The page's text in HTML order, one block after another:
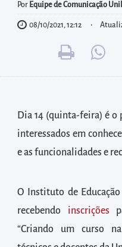
área
para
diretamente
as
informações
no
rodapé
Por Equipe de Comunicação
08/10/2021, 12:12
Dia 14 (quinta-feira) é o
interessados em
e as funcionalidades e
O Instituto de
recebendo inscrições
“Criando um curso